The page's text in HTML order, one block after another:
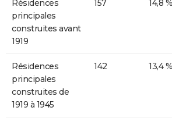
Résidences
principales
construites avant
1919
157 14,8 %
Résidences
principales
construites de
1919 à 1945
142 13,4 %